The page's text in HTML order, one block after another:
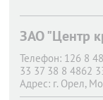
ЗАО "Центр
Телефон: 126 8
33 37 38 8 4862
Адрес: г. Орел,